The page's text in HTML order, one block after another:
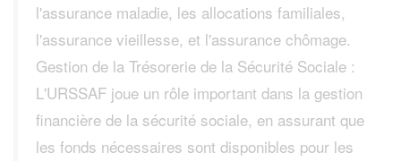
l'assurance maladie, les allocations familiales,
l'assurance vieillesse, et l'assurance chômage.
Gestion de la Trésorerie de la Sécurité Sociale :
L'URSSAF joue un rôle important dans la gestion
financière de la sécurité sociale, en assurant que
les fonds nécessaires sont disponibles pour les